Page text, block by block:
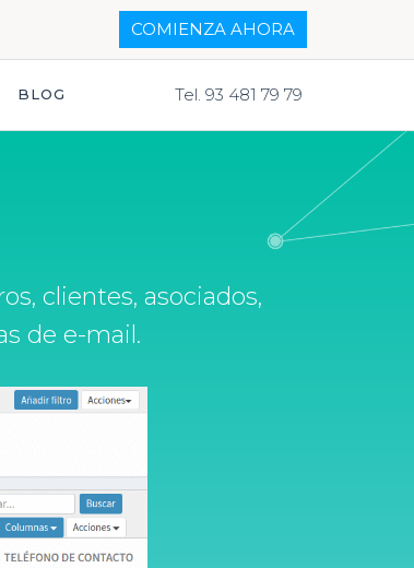
COMIENZA AHORA
BLOG Tel. 93 481 79 79
clientes, asociados,
de e-mail.